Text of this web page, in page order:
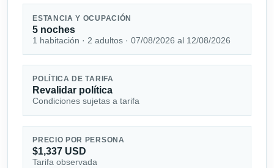
ESTANCIA Y OCUPACIÓN
5 noches
1 habitación · 2 adultos · 07/08/2026 al 12/08/2026
POLÍTICA DE TARIFA
Revalidar política
Condiciones sujetas a tarifa
PRECIO POR PERSONA
$1,337 USD
Tarifa observada